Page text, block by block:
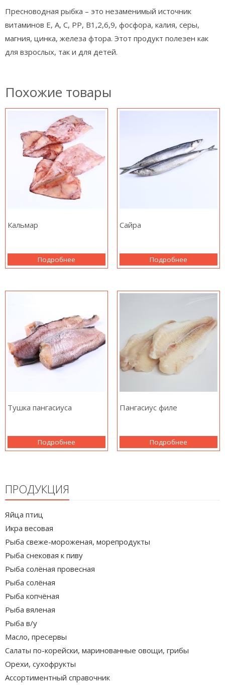
Пресноводная рыбка – это незаменимый источник
витаминов Е, А, С, РР, В1,2,6,9, фосфора, калия, серы,
магния, цинка, железа фтора. Этот продукт полезен как
для взрослых, так и для детей.
Похожие товары
Кальмар
Подробнее
Сайра
Подробнее
Тушка пангасиуса
Подробнее
Пангасиус филе
Подробнее
ПРОДУКЦИЯ
Яйца птиц
Икра весовая
Рыба свеже-мороженая, морепродукты
Рыба снековая к пиву
Рыба солёная провесная
Рыба солёная
Рыба копчёная
Рыба вяленая
Рыба в/у
Масло, пресервы
Салаты по-корейски, маринованные овощи, грибы
Орехи, сухофрукты
Ассортиментный справочник